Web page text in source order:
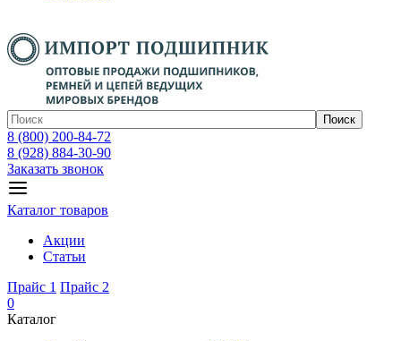
Поиск
8 (800) 200-84-72
8 (928) 884-30-90
Заказать звонок
Каталог товаров
Акции
Статьи
Прайс 1 Прайс 2
0
Каталог